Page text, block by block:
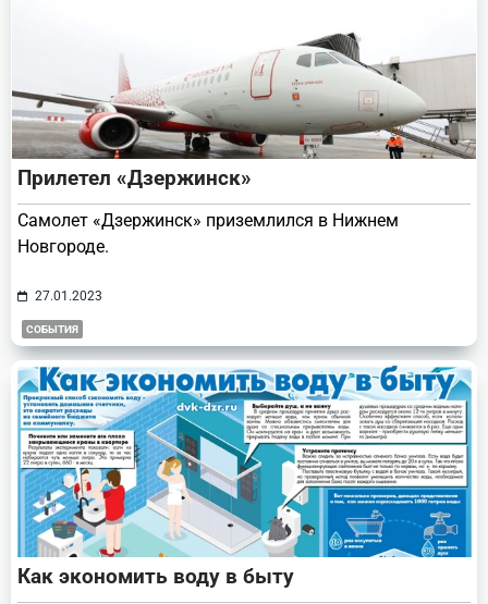
Прилетел «Дзержинск»
Самолет «Дзержинск» приземлился в Нижнем
Новгороде.
27.01.2023
СОБЫТИЯ
Как экономить воду в быту